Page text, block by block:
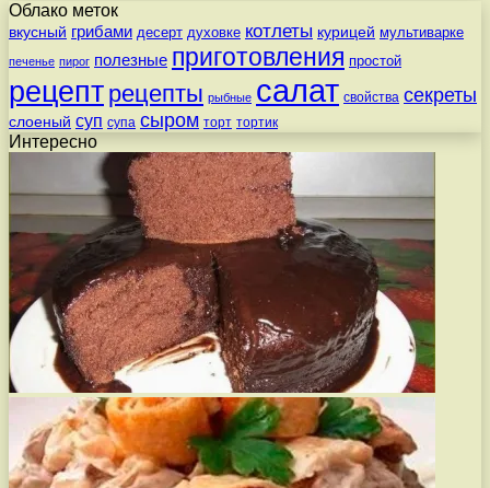
Облако меток
вкусный грибами десерт духовке котлеты курицей мультиварке
печенье пирог полезные приготовления простой
рецепт рецепты рыбные салат свойства секреты
слоеный суп супа сыром торт тортик
Интересно